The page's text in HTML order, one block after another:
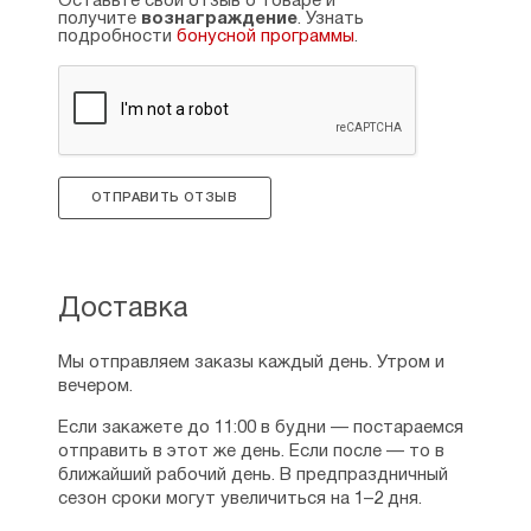
символом духовной стойкости и напоминанием
о том, что Господь всегда слышит молитвы тех,
Размеры: 11×13,5 см, толщина — 0,3 см.
Страна производитель: Россия, МО Софрино.
получите вознаграждение. Узнать
подробности бонусной программы.
ОТПРАВИТЬ ОТЗЫВ
Доставка
Мы отправляем заказы каждый день. Утром и
вечером.
Если закажете до 11:00 в будни — постараемся
отправить в этот же день. Если после — то в
ближайший рабочий день. В предпраздничный
сезон сроки могут увеличиться на 1–2 дня.